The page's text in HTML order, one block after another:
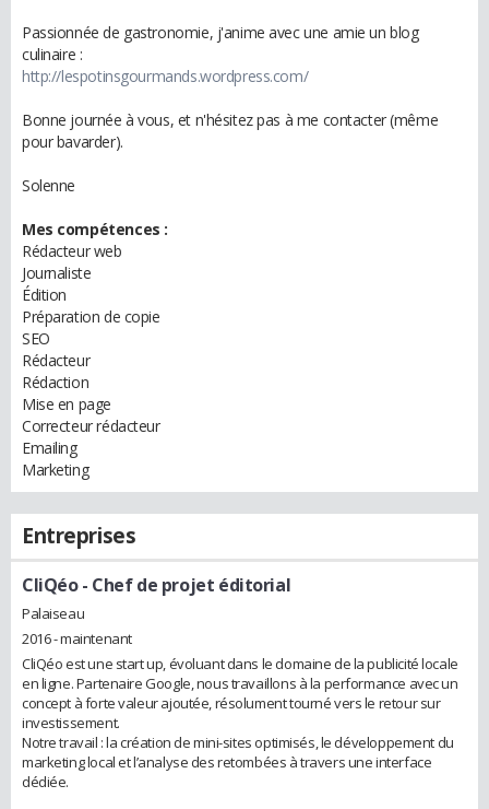
Passionnée de gastronomie, j'anime avec une amie un blog
culinaire :
http://lespotinsgourmands.wordpress.com/
Bonne journée à vous, et n'hésitez pas à me contacter (même
pour bavarder).
Solenne
Mes compétences :
Rédacteur web
Journaliste
Édition
Préparation de copie
SEO
Rédacteur
Rédaction
Mise en page
Correcteur rédacteur
Emailing
Marketing
Entreprises
CliQéo- Chef de projet éditorial
Palaiseau
2016 - maintenant
CliQéo est une start up, évoluant dans le domaine de la publicité locale
en ligne. Partenaire Google, nous travaillons à la performance avec un
concept à forte valeur ajoutée, résolument tourné vers le retour sur
investissement.
Notre travail : la création de mini-sites optimisés, le développement du
marketing local et l’analyse des retombées à travers une interface
dédiée.